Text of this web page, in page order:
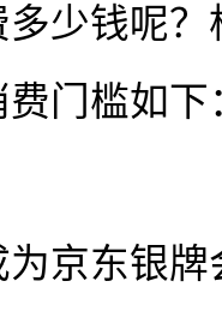
少钱呢
门槛如下
京东银